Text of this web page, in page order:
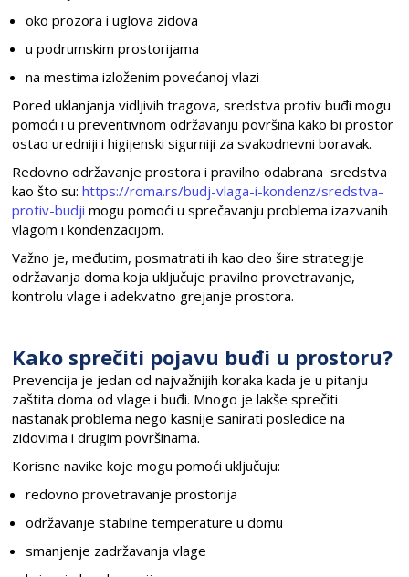
oko prozora i uglova zidova
u podrumskim prostorijama
na mestima izloženim povećanoj vlazi
Pored uklanjanja vidljivih tragova, sredstva protiv buđi mogu
pomoći i u preventivnom održavanju površina kako bi prostor
ostao uredniji i higijenski sigurniji za svakodnevni boravak.
Redovno održavanje prostora i pravilno odabrana sredstva
kao što su:https://roma.rs/budj-vlaga-i-kondenz/sredstva-
protiv-budji mogu pomoći u sprečavanju problema izazvanih
vlagom i kondenzacijom.
Važno je, međutim, posmatrati ih kao deo šire strategije
održavanja doma koja uključuje pravilno provetravanje,
kontrolu vlage i adekvatno grejanje prostora.
Kako sprečiti pojavu buđi u prostoru?
Prevencija je jedan od najvažnijih koraka kada je u pitanju
zaštita doma od vlage i buđi. Mnogo je lakše sprečiti
nastanak problema nego kasnije sanirati posledice na
zidovima i drugim površinama.
Korisne navike koje mogu pomoći uključuju:
redovno provetravanje prostorija
održavanje stabilne temperature u domu
smanjenje zadržavanja vlage